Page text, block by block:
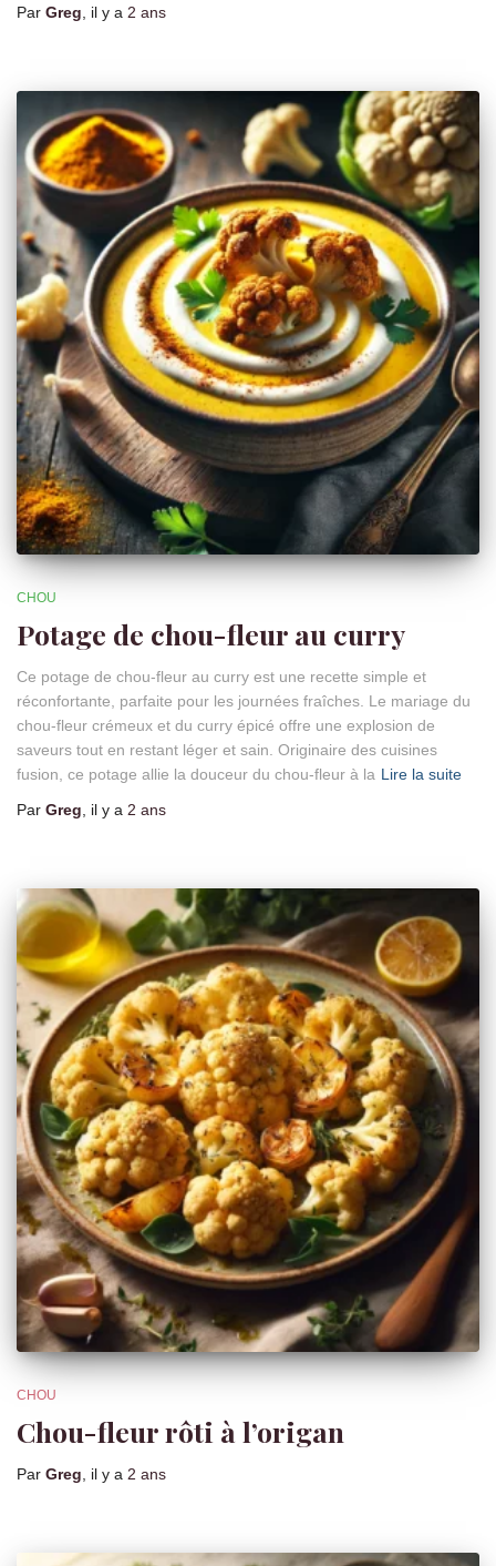
Par Greg , il y a 2 ans
CHOU
Potage de chou-fleur au curry
Ce potage de chou-fleur au curry est une recette simple et
réconfortante, parfaite pour les journées fraîches. Le mariage du
chou-fleur crémeux et du curry épicé offre une explosion de
saveurs tout en restant léger et sain. Originaire des cuisines
fusion, ce potage allie la douceur du chou-fleur à la Lire la suite
Par Greg , il y a 2 ans
CHOU
Chou-fleur rôti à l’origan
Par Greg , il y a 2 ans